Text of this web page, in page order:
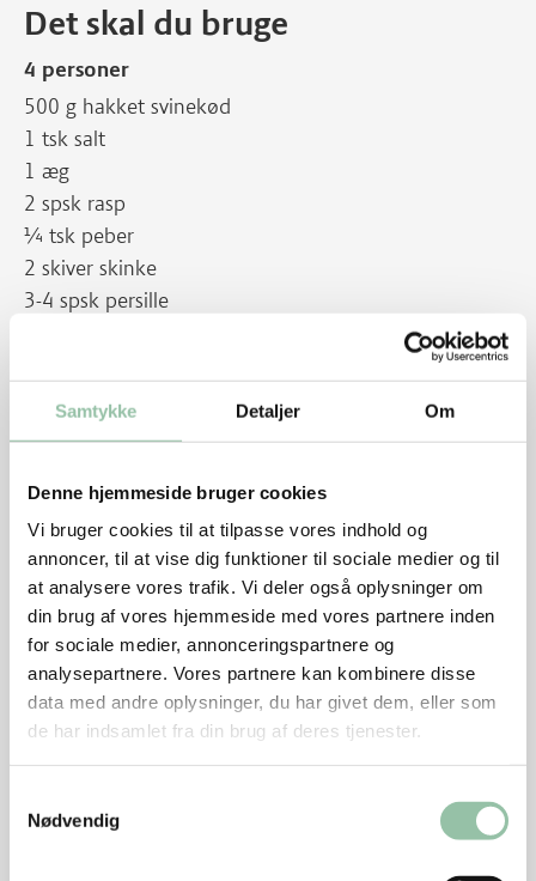
Samtykke Detaljer Om
Denne hjemmeside bruger cookies
Vi bruger cookies til at tilpasse vores indhold og
annoncer, til at vise dig funktioner til sociale medier og til
at analysere vores trafik. Vi deler også oplysninger om
din brug af vores hjemmeside med vores partnere inden
for sociale medier, annonceringspartnere og
analysepartnere. Vores partnere kan kombinere disse
data med andre oplysninger, du har givet dem, eller som
de har indsamlet fra din brug af deres tjenester.
Nødvendig
Det skal du bruge
4 personer
500 g hakket svinekød
1 tsk salt
1 æg
2 spsk rasp
¼ tsk peber
2 skiver skinke
3-4 spsk persille
Tilbehør
1/5 agurk, 50 g
½ løg
40 g oliven
Brød, 20 g
Sådan gør du
Skinke og persille hakkes fint og røres i farsen